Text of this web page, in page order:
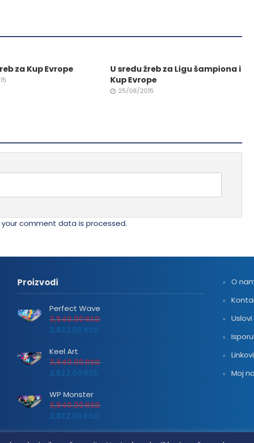
biti
proizvoda.
za Kup Evrope
U sredu žreb za Ligu šampiona i
Kup Evrope
25/08/2015
your comment data is processed.
Proizvodi
Perfect Wave
3,540.00RSD
2,832.00
Keel Art
3,540.00RSD
2,832.00
WP Monster
3,540.00RSD
2,832.00
O
Linkovi
Moj